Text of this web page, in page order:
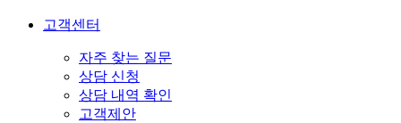
고객센터
자주 찾는 질문
상담 신청
상담 내역 확인
고객제안